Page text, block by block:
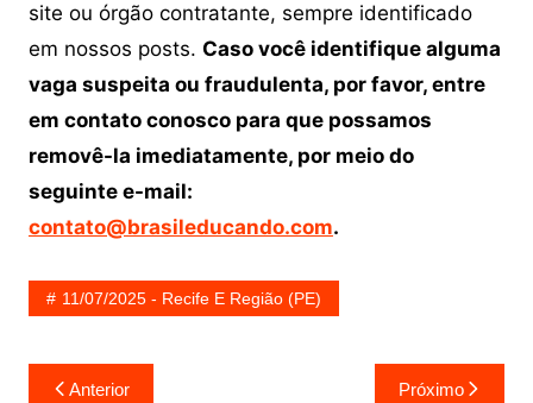
site ou órgão contratante, sempre identificado
em nossos posts. Caso você identifique alguma
vaga suspeita ou fraudulenta, por favor, entre
em contato conosco para que possamos
removê-la imediatamente, por meio do
seguinte e-mail:
contato@brasileducando.com.
11/07/2025 - Recife E Região (PE)
Navegação
Anterior Próximo